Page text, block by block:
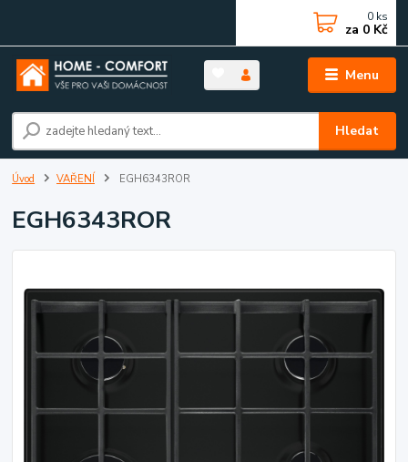
Menu
Hledat
0 ks
za 0 Kč
Úvod VAŘENÍ EGH6343ROR
EGH6343ROR